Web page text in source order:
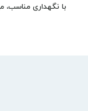
با نگهداری مناسب،